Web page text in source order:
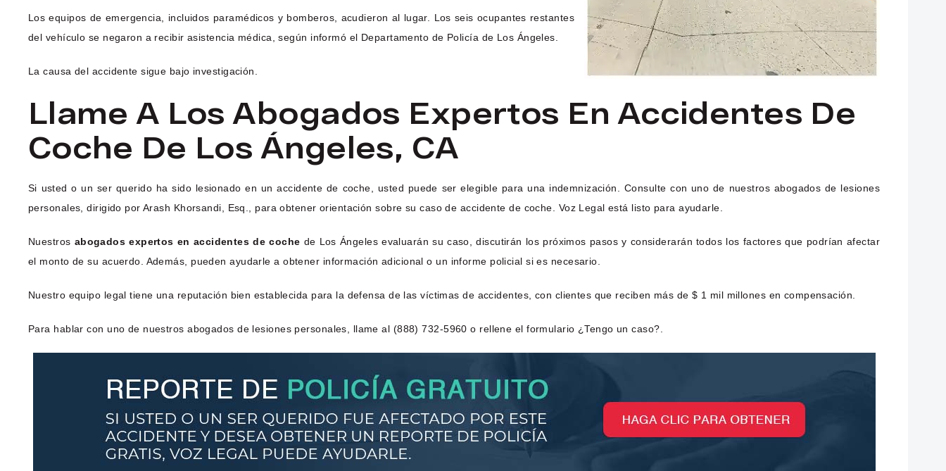
Los equipos de emergencia, incluidos paramédicos y bomberos, acudieron al lugar. Los seis ocupantes restantes
del vehículo se negaron a recibir asistencia médica, según informó el Departamento de Policía de Los Ángeles.
La causa del accidente sigue bajo investigación.
Llame A Los Abogados Expertos En Accidentes De
Coche De Los Ángeles, CA
Si usted o un ser querido ha sido lesionado en un accidente de coche, usted puede ser elegible para una indemnización. Consulte con uno de nuestros abogados de lesiones
personales, dirigido por Arash Khorsandi, Esq., para obtener orientación sobre su caso de accidente de coche. Voz Legal está listo para ayudarle.
Nuestros abogados expertos en accidentes de coche de Los Ángeles evaluarán su caso, discutirán los próximos pasos y considerarán todos los factores que podrían afectar
el monto de su acuerdo. Además, pueden ayudarle a obtener información adicional o un informe policial si es necesario.
Nuestro equipo legal tiene una reputación bien establecida para la defensa de las víctimas de accidentes, con clientes que reciben más de $ 1 mil millones en compensación.
Para hablar con uno de nuestros abogados de lesiones personales, llame al (888) 732-5960 o rellene el formulario ¿Tengo un caso?.